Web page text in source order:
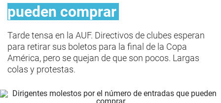
pueden comprar
Tarde tensa en la AUF. Directivos de clubes esperan
para retirar sus boletos para la final de la Copa
América, pero se quejan de que son pocos. Largas
colas y protestas.